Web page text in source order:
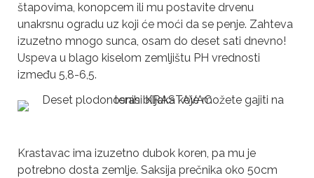
štapovima, konopcem ili mu postavite drvenu
unakrsnu ogradu uz koji će moći da se penje. Zahteva
izuzetno mnogo sunca, osam do deset sati dnevno!
Uspeva u blago kiselom zemljištu PH vrednosti
između 5,8-6,5.
Krastavac ima izuzetno dubok koren, pa mu je
potrebno dosta zemlje. Saksija prečnika oko 50cm